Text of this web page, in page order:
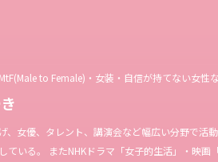
to Female)・女装・自信が持てない女
、女優、タレント、講演会など幅広い分野で
ている。 またNHKドラマ「女子的生活」・映